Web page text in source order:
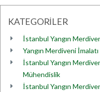
KATEGORİLER
İstanbul Yangın
Yangın Merdiveni İmalatı
İstanbul Yangın
Mühendislik
İstanbul Yangın